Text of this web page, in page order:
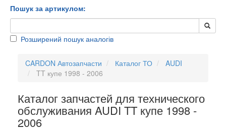
Пошук за артикулом:
Розширений пошук аналогів
CARDON Автозапчасти Каталог ТО
AUDI
TT купе 1998 - 2006
Каталог запчастей для технического
обслуживания AUDI TT купе 1998 -
2006